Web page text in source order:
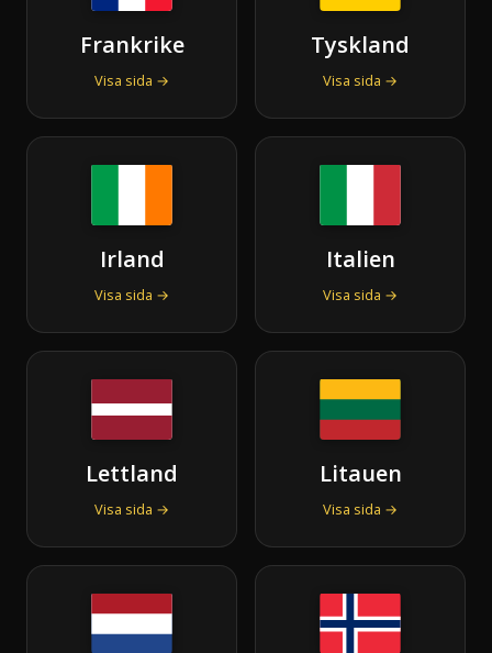
Frankrike
Visa sida →
Tyskland
Visa sida →
Irland
Visa sida →
Italien
Visa sida →
Lettland
Visa sida →
Litauen
Visa sida →